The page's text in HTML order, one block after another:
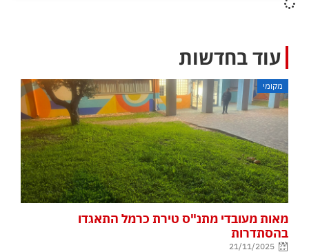
עוד בחדשות
מקומי
מאות מעובדי מתנ"ס טירת כרמל התאגדו
בהסתדרות
21/11/2025